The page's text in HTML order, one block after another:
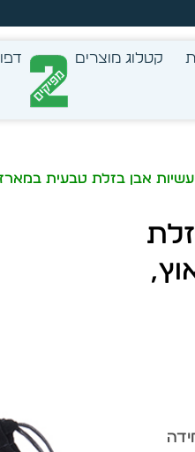
בעצמך - הכן הדמייה לכל
קטלוג מוצרים